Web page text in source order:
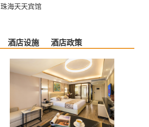
珠海天天宾馆
酒店设施 酒店政策